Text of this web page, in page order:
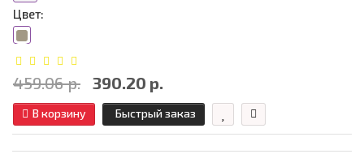
Цвет:
459.06 р. 390.20 р.
В корзину Быстрый заказ